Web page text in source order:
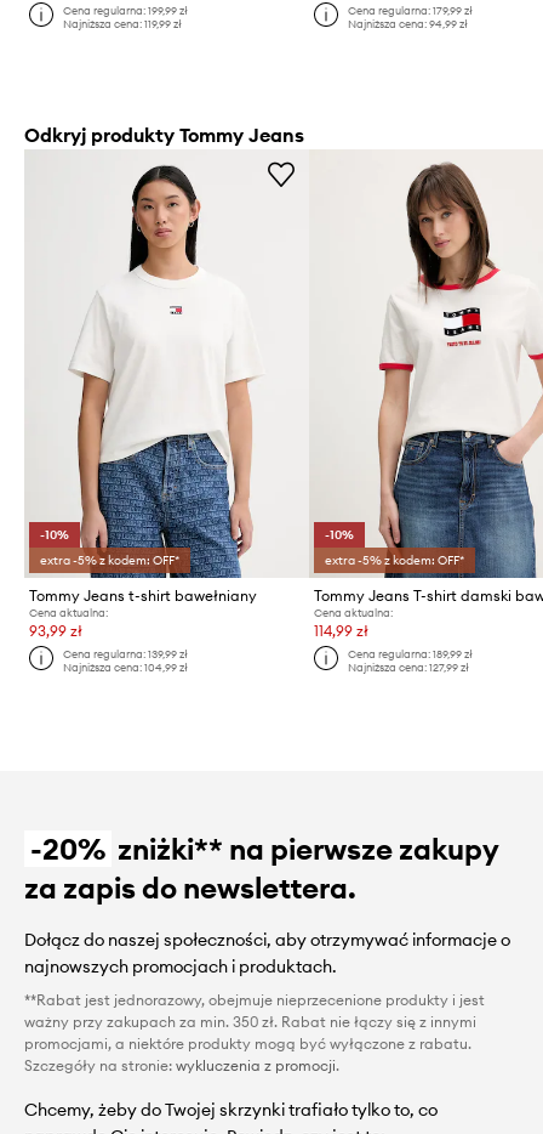
Cena regularna:199,99 zł
Najniższa cena:119,99 zł
Cena regularna: 179,99 zł
Najniższa cena: 94,99 zł
Odkryj produkty Tommy Jeans
-10%
extra -5% z kodem: OFF*
Tommy Jeans t-shirt bawełniany
Cena aktualna:
93,99 zł
Cena regularna:139,99 zł
Najniższa cena:104,99 zł
-10%
extra -5% z kodem: OFF*
Cena aktualna:
114,99 zł
Cena regularna: 189,99 zł
Najniższa cena: 127,99 zł
-20% zniżki** na pierwsze zakupy
za zapis do newslettera.
Dołącz do naszej społeczności, aby otrzymywać informacje o
najnowszych promocjach i produktach.
**Rabat jest jednorazowy, obejmuje nieprzecenione produkty i jest
ważny przy zakupach za min. 350 zł. Rabat nie łączy się z innymi
promocjami, a niektóre produkty mogą być wyłączone z rabatu.
Szczegóły na stronie: wykluczenia z promocji.
Chcemy, żeby do Twojej skrzynki trafiało tylko to, co